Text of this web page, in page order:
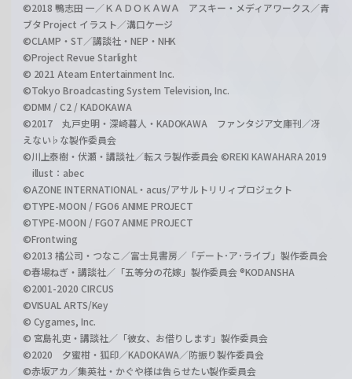
©2018 鴨志田 一／ＫＡＤＯＫＡＷＡ アスキー・メディアワークス／青
ブタ Project イラスト／溝口ケージ
©CLAMP・ST／講談社・NEP・NHK
©Project Revue Starlight
© 2021 Ateam Entertainment Inc.
©Tokyo Broadcasting System Television, Inc.
©DMM / C2 / KADOKAWA
©2017 丸戸史明・深崎暮人・KADOKAWA ファンタジア文庫刊／冴
えない♭な製作委員会
©川上泰樹・伏瀬・講談社／転スラ製作委員会 ©REKI KAWAHARA 2019
illust：abec
©AZONE INTERNATIONAL・acus/アサルトリリィプロジェクト
©TYPE-MOON / FGO6 ANIME PROJECT
©TYPE-MOON / FGO7 ANIME PROJECT
©Frontwing
©2013 橘公司・つなこ／富士見書房／「デート･ア･ライブ」製作委員会
©春場ねぎ・講談社／「五等分の花嫁」製作委員会 ®KODANSHA
©2001-2020 CIRCUS
©VISUAL ARTS/Key
© Cygames, Inc.
© 宮島礼吏・講談社／「彼女、お借りします」製作委員会
©2020 夕蜜柑・狐印／KADOKAWA／防振り製作委員会
©赤坂アカ／集英社・かぐや様は告らせたい製作委員会